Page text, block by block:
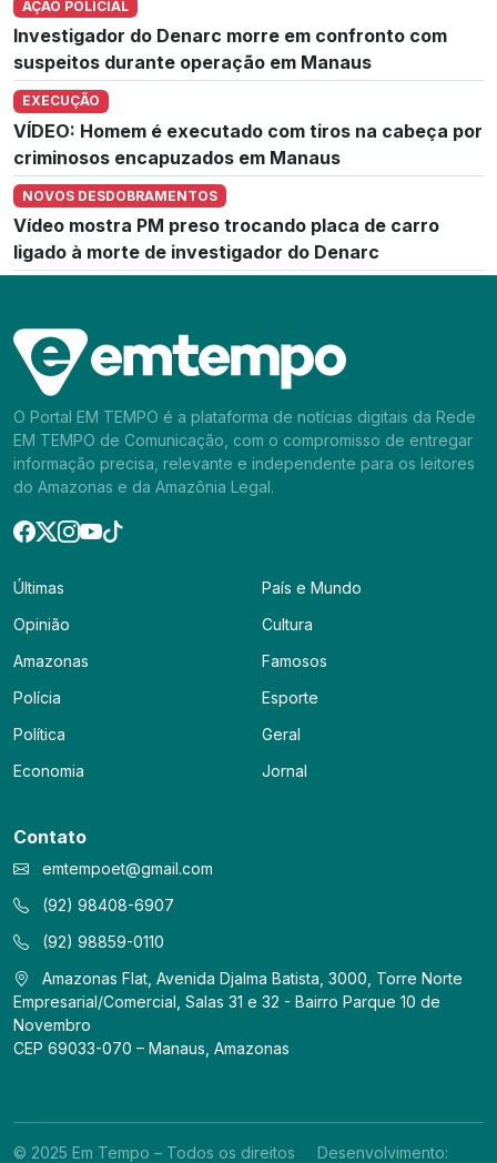
AÇÃO POLICIAL
Investigador do Denarc morre em confronto com
suspeitos durante operação em Manaus
EXECUÇÃO
VÍDEO: Homem é executado com tiros na cabeça por
criminosos encapuzados em Manaus
NOVOS DESDOBRAMENTOS
Vídeo mostra PM preso trocando placa de carro
ligado à morte de investigador do Denarc
O Portal EM TEMPO é a plataforma de notícias digitais da Rede
EM TEMPO de Comunicação, com o compromisso de entregar
informação precisa, relevante e independente para os leitores
do Amazonas e da Amazônia Legal.
Últimas
Opinião
Amazonas
Polícia
Política
Economia
País e Mundo
Cultura
Famosos
Esporte
Geral
Jornal
Contato
emtempoet@gmail.com
(92) 98408-6907
(92) 98859-0110
Amazonas Flat, Avenida Djalma Batista, 3000, Torre Norte
Empresarial/Comercial, Salas 31 e 32 - Bairro Parque 10 de
Novembro
CEP 69033-070 – Manaus, Amazonas
© 2025 Em Tempo – Todos os direitos Desenvolvimento: